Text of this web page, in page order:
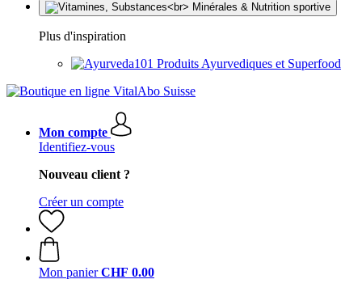
Plus d'inspiration
Produits Ayurvediques et Superfood
Mon compte
Identifiez-vous
Nouveau client ?
Créer un compte
Mon panier CHF 0.00